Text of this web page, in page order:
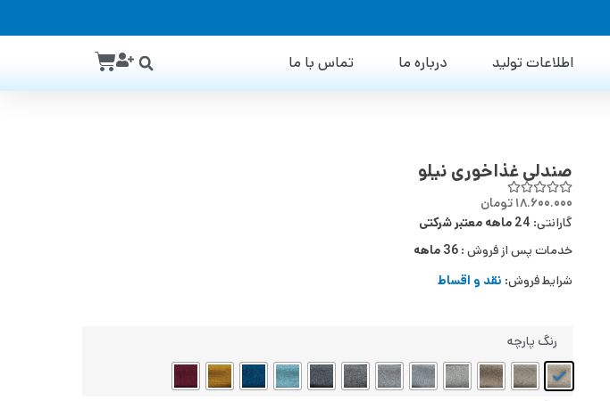
اطلاعات تولید درباره ما تماس با ما
صندلی غذاخوری نیلو
۱۸.۶۰۰.۰۰۰ تومان
گارانتی: 24 ماهه معتبر شرکتی
خدمات پس از فروش : 36 ماهه
شرایط فروش: نقد و اقساط
رنگ پارچه